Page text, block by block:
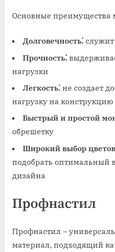
Основные преимущества
Долговечность⁚ служит
Прочность⁚
нагрузки
Легкость⁚ не создает
нагрузку на конструкцию
Быстрый и простой
обрешетку
Широкий выбор
подобрать оптимальный
дизайна
Профнастил
Профнастил –
материал, подходящий